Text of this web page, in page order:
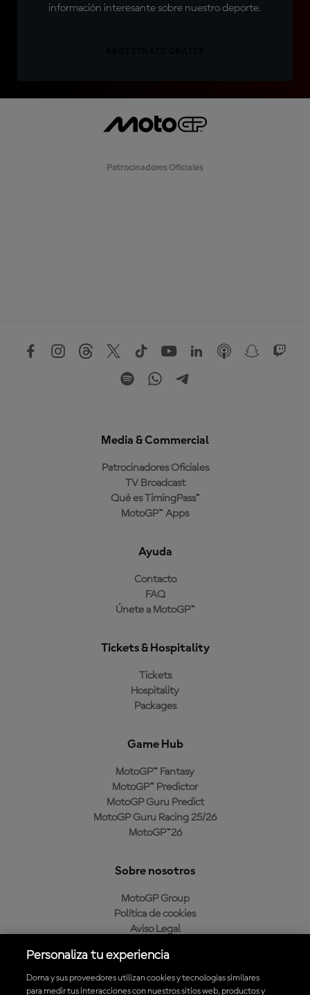
información interesante sobre nuestro deporte.
Patrocinadores Oficiales
Media & Commercial
Patrocinadores Oficiales
TV Broadcast
Qué es TimingPass™
MotoGP™ Apps
Ayuda
Contacto
FAQ
Únete a MotoGP™
Tickets & Hospitality
Tickets
Hospitality
Packages
Game Hub
MotoGP™ Fantasy
MotoGP™ Predictor
MotoGP Guru Predict
MotoGP Guru Racing 25/26
MotoGP™26
Sobre nosotros
MotoGP Group
Política de cookies
Aviso Legal
Política de compra
Personaliza tu experiencia
Dorna y sus proveedores utilizan cookies y tecnologías similares
para medir tus interacciones con nuestros sitios web, productos y